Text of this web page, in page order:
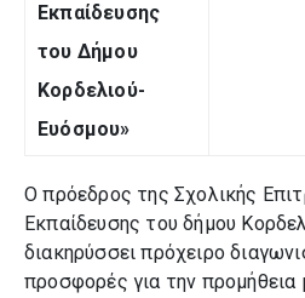
Εκπαίδευσης
του Δήμου
Κορδελιού-
Ευόσμου»
Ο πρόεδρος της Σχολικής
Εκπαίδευσης του δήμου
διακηρύσσει πρόχειρο
προσφορές για την προμήθεια